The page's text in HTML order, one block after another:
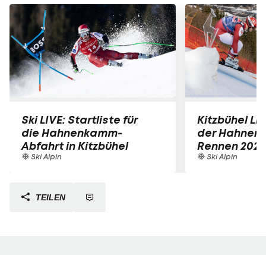
Ski LIVE: Startliste für
die Hahnenkamm-
Abfahrt in Kitzbühel
Ski Alpin
Kitzbühel
der
Rennen 2026
Ski Alpin
TEILEN